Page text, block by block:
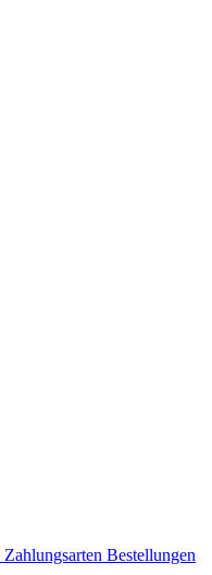
Zahlungsarten Bestellungen